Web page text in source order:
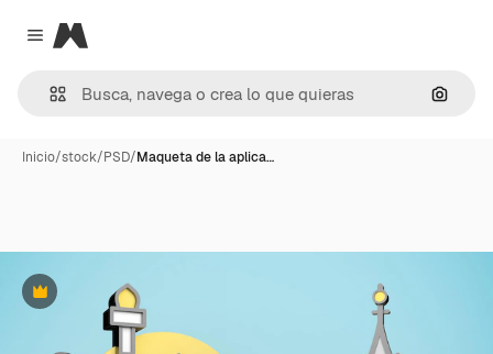
Close menu
Magnific
Inicio/stock/PSD/Maqueta de la aplica…
Premium